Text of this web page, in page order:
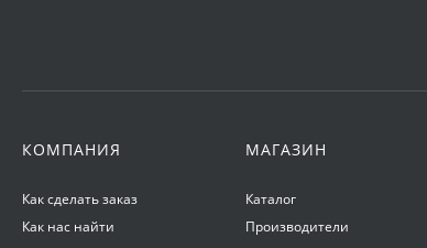
КОМПАНИЯ
Как сделать заказ
Как нас найти
МАГАЗИН
Каталог
Производители